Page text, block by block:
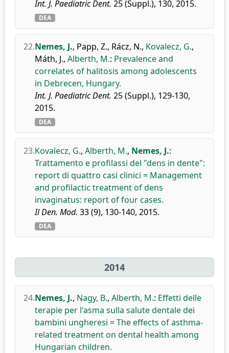
Int. J. Paediatric Dent. 25 (Suppl.), 130, 2015.
DEA
22.Nemes, J., Papp, Z., Rácz, N., Kovalecz, G.,
Máth, J., Alberth, M.: Prevalence and
correlates of halitosis among adolescents
in Debrecen, Hungary.
Int. J. Paediatric Dent. 25 (Suppl.), 129-130,
2015.
DEA
23.Kovalecz, G., Alberth, M., Nemes, J.:
Trattamento e profilassi del "dens in dente":
report di quattro casi clinici = Management
and profilactic treatment of dens
invaginatus: report of four cases.
Il Den. Mod. 33 (9), 130-140, 2015.
DEA
2014
24.Nemes, J., Nagy, B., Alberth, M.: Effetti delle
terapie per l'asma sulla salute dentale dei
bambini ungheresi = The effects of asthma-
related treatment on dental health among
Hungarian children.